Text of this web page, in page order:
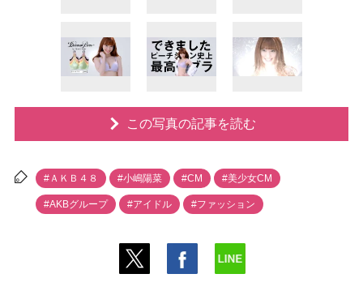
この写真の記事を読む
#ＡＫＢ４８ #小嶋陽菜 #CM #美少女CM
#AKBグループ #アイドル #ファッション